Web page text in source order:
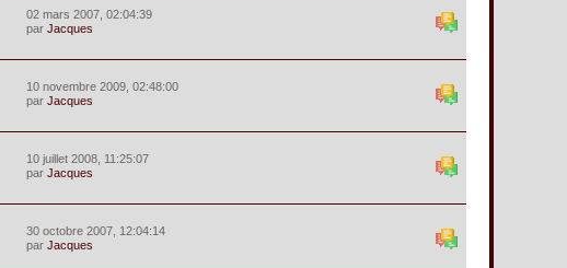
02 mars 2007, 02:04:39
parJacques
10 novembre 2009, 02:48:00
parJacques
10 juillet 2008, 11:25:07
parJacques
30 octobre 2007, 12:04:14
parJacques